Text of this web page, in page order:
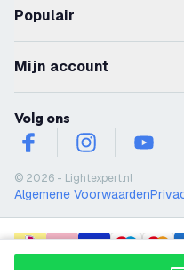
Populair
Mijn account
Volg ons
facebookinstagram
© 2026 - Lightexpert.nl
Algemene Voorwaarden